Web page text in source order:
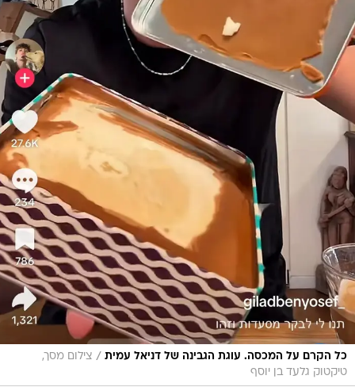
כל הקרם על המכסה. עוגת הגבינה של דניאל עמית / צילום מסך,
טיקטוק גלעד בן יוסף